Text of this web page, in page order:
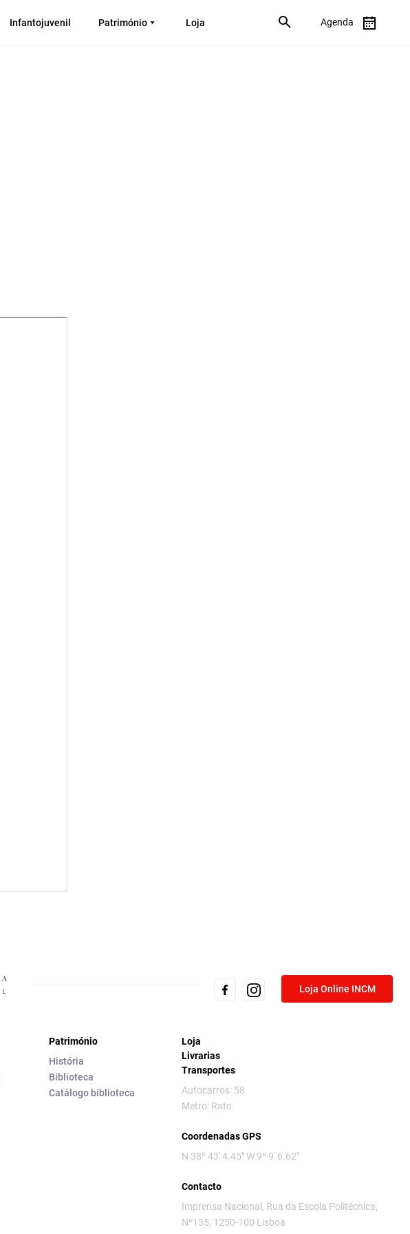
Infantojuvenil Património Loja Agenda
Loja Online INCM
Património
História
Biblioteca
Catálogo biblioteca
Loja
Livrarias
Transportes
Autocarros: 58
Metro: Rato
Coordenadas GPS
N 38º 43' 4.45" W 9º 9' 6.62"
Contacto
Imprensa Nacional, Rua da Escola Politécnica,
Nº135, 1250-100 Lisboa